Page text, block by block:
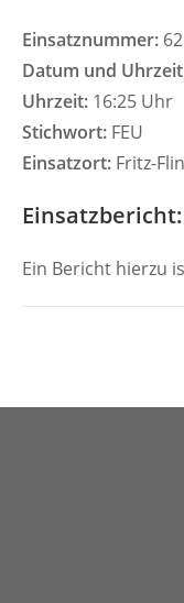
Einsatznummer: 62
Datum und
Uhrzeit: 16:25 Uhr
Stichwort: FEU
Einsatzort: Fritz-
Einsatzbericht:
Ein Bericht hierzu